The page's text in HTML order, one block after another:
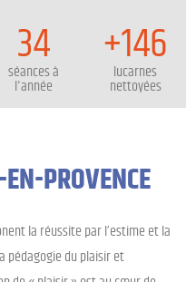
34
séances à
l'année
+146
lucarnes
nettoyées
PROVENCE
la réussite par l’estime et la
pédagogie du plaisir et